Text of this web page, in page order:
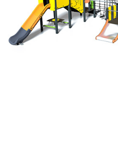
Jocuri cu nisip
Echipamente de catarat
Trasee echilibristica